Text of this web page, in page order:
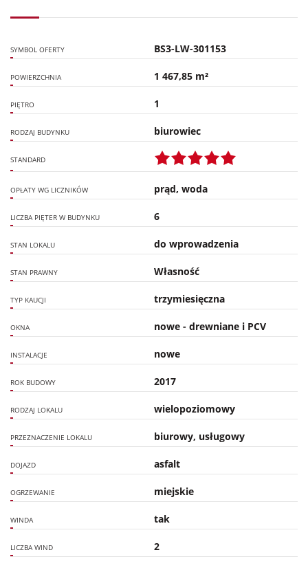
SYMBOL OFERTY BS3-LW-301153
POWIERZCHNIA 1 467,85 m²
PIĘTRO 1
RODZAJ BUDYNKU biurowiec
STANDARD
OPŁATY WG LICZNIKÓW prąd, woda
LICZBA PIĘTER W BUDYNKU 6
STAN LOKALU do wprowadzenia
STAN PRAWNY Własność
TYP KAUCJI trzymiesięczna
OKNA nowe - drewniane i PCV
INSTALACJE nowe
ROK BUDOWY 2017
RODZAJ LOKALU wielopoziomowy
PRZEZNACZENIE LOKALU biurowy, usługowy
DOJAZD asfalt
OGRZEWANIE miejskie
WINDA tak
LICZBA WIND 2